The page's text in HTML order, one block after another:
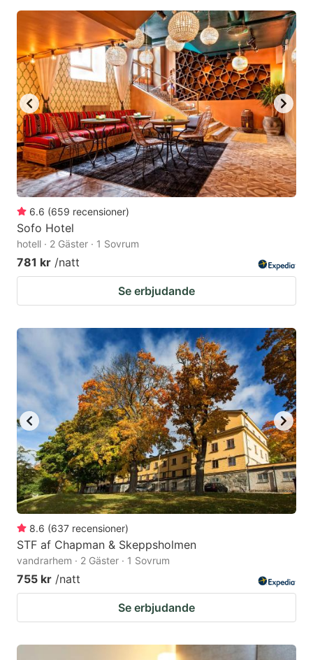
6.6 (659 recensioner)
Sofo Hotel
hotell · 2 Gäster · 1 Sovrum
781 kr /natt
Se erbjudande
8.6 (637 recensioner)
STF af Chapman & Skeppsholmen
vandrarhem · 2 Gäster · 1 Sovrum
755 kr /natt
Se erbjudande